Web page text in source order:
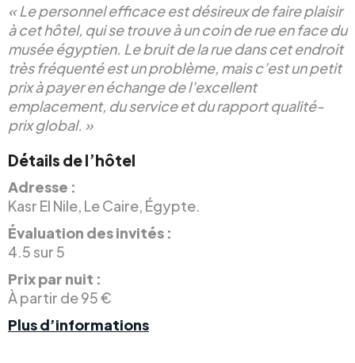
« Le personnel efficace est désireux de faire plaisir
à cet hôtel, qui se trouve à un coin de rue en face du
musée égyptien. Le bruit de la rue dans cet endroit
très fréquenté est un problème, mais c’est un petit
prix à payer en échange de l’excellent
emplacement, du service et du rapport qualité-
prix global. »
Détails de l’hôtel
Adresse :
Kasr El Nile, Le Caire, Égypte.
Évaluation des invités :
4.5 sur 5
Prix par nuit :
À partir de 95 €
Plus d’informations